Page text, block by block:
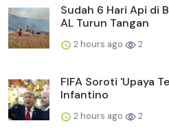
Sudah 6 Hari Api di
AL Turun Tangan
2 hours ago 2
FIFA Soroti 'Upaya
Infantino
2 hours ago 2